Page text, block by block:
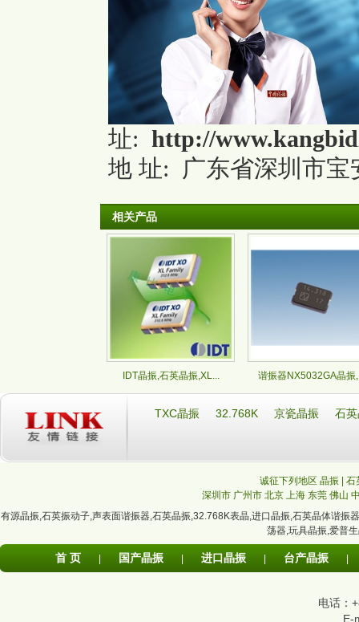
址: http://
地 址: 广东省深圳市宝
相关产品
IDT晶振,石英晶振,XL... 谐振器NX5032GA晶振
TXC晶振 32.768K 京瓷晶振 石
诚征下列地区 晶振 |
深圳市 广州市 北京 上海 东莞 佛山
有源晶振,石英振动子,声表面谐振器,石英晶振,32.768K表晶,进口晶振,石英晶体谐振器
荡器,玩具晶振,爱普
首 页 国产晶振 进口晶振 台产晶振
电话：
E-